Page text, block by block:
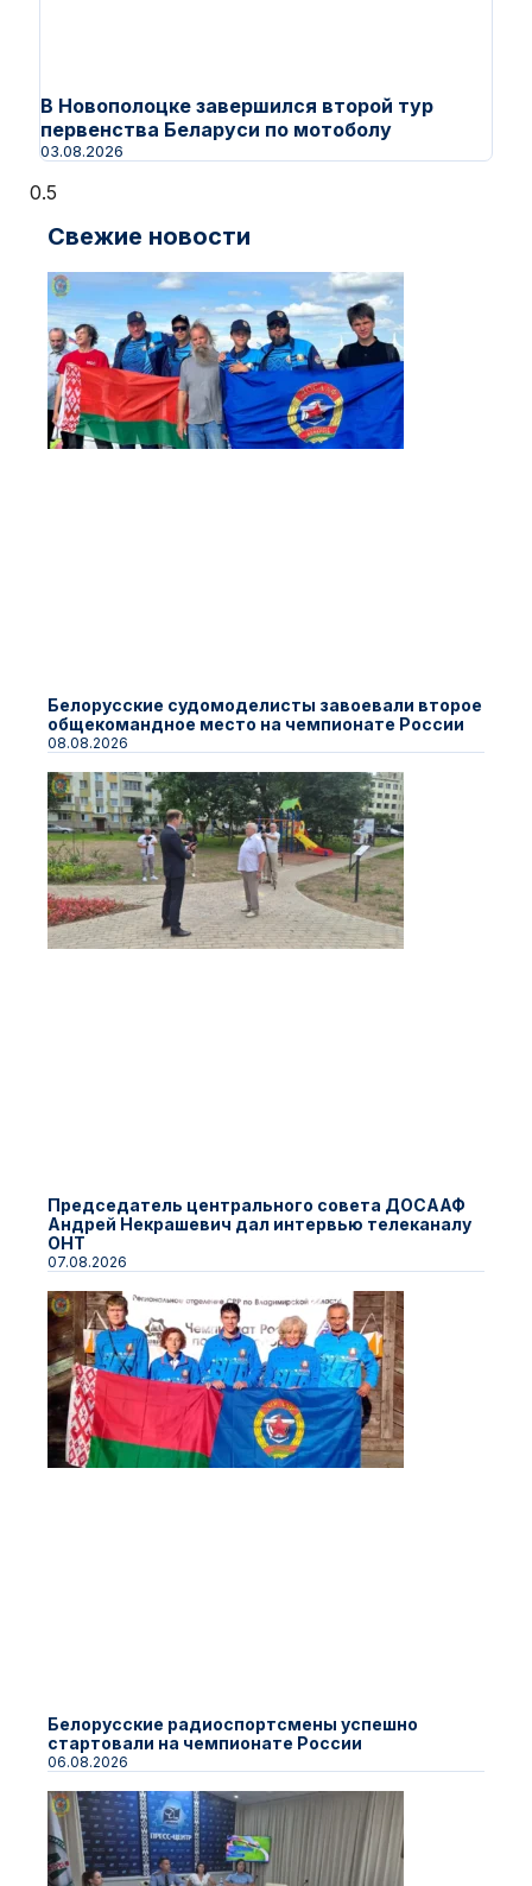
В Новополоцке завершился второй тур
первенства Беларуси по мотоболу
03.08.2026
Свежие новости
Белорусские судомоделисты завоевали второе
общекомандное место на чемпионате России
08.08.2026
Председатель центрального совета ДОСААФ
Андрей Некрашевич дал интервью телеканалу
ОНТ
07.08.2026
Белорусские радиоспортсмены успешно
стартовали на чемпионате России
06.08.2026